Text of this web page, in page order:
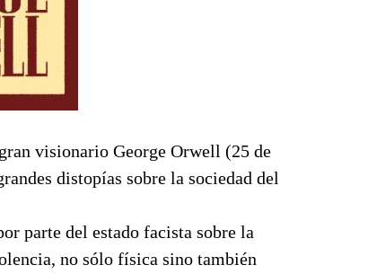
visionario George Orwell (25 de
distopías sobre la sociedad del
parte del estado facista sobre la
no sólo física sino también